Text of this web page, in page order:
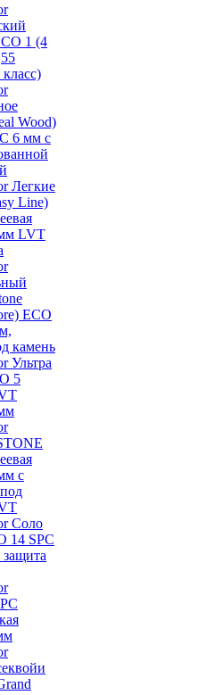
1 (4
Wood)
6 мм с
Легкие
Line)
LVT
ECO
камень
Ультра
5
с
Соло
14 SPC